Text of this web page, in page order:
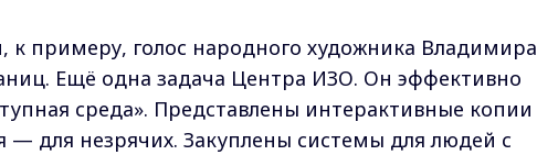
к примеру, голос народного художника Владимира
Ещё одна задача Центра ИЗО. Он эффективно
среда». Представлены интерактивные копии
для незрячих. Закуплены системы для людей с